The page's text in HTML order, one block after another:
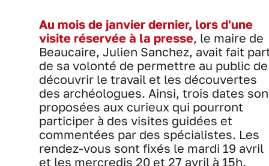
Au mois de janvier dernier, lors d'une
visite réservée à la presse, le maire de
Beaucaire, Julien Sanchez, avait fait
de sa volonté de permettre au public de
découvrir le travail et les découvertes
des archéologues. Ainsi, trois dates
proposées aux curieux qui pourront
participer à des visites guidées et
commentées par des spécialistes. Les
rendez-vous sont fixés le mardi 19 avril
et les mercredis 20 et 27 avril à 15h.